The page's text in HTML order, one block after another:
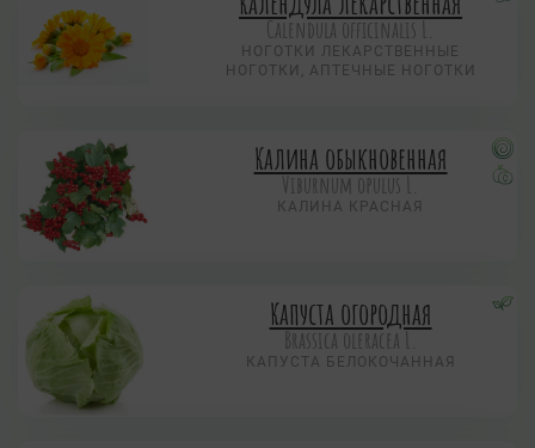
Calendula officinalis L.
НОГОТКИ ЛЕКАРСТВЕННЫЕ
НОГОТКИ, АПТЕЧНЫЕ НОГОТКИ
Калина обыкновенная
Viburnum opulus L.
КАЛИНА КРАСНАЯ
Капуста огородная
Brassica oleracea L.
КАПУСТА БЕЛОКОЧАННАЯ